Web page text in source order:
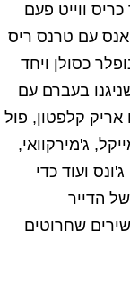
ווייט פעם
עם טרנס ריס
כסולן ויחד
בעברם עם
קלפטון, פול
ג'מירקוואי,
ועוד כדי
הדייר
שחרוטים